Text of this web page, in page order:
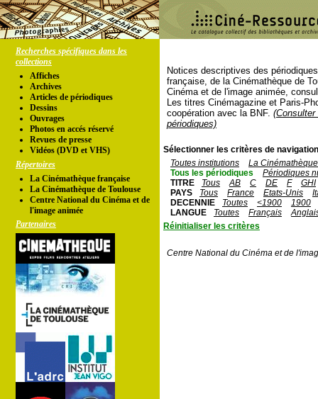
Recherches spécifiques dans les
collections
Affiches
Archives
Articles de périodiques
Dessins
Ouvrages
Photos en accés réservé
Revues de presse
Vidéos (DVD et VHS)
Répertoires
La Cinémathèque française
La Cinémathèque de Toulouse
Centre National du Cinéma et de
l'image animée
Partenaires
Notices descriptives des
française, de la Cinémathèque de
Cinéma et de l'image animée,
Les titres Cinémagazine et Paris-
coopération avec la BNF.
périodiques)
Sélectionner les critères de
Toutes institutions
La
Tous les périodiques
Périodiques
TITRE
Tous AB C DE F
GHI
PAYS
Tous France Etats-Unis
DECENNIE
Toutes <1900
1900
LANGUE
Toutes Français
Réinitialiser les critères
Centre National du Cinéma et de